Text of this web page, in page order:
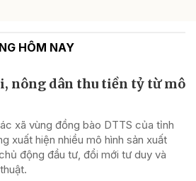
HÔM NAY
nông dân thu tiền tỷ từ mô
xã vùng đồng bào DTTS của tỉnh
xuất hiện nhiều mô hình sản xuất
động đầu tư, đổi mới tư duy và